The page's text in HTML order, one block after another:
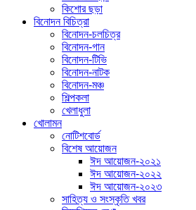
কিশোর ছড়া
বিনোদন বিচিত্রা
বিনোদন-চলচিত্র
বিনোদন-গান
বিনোদন-টিভি
বিনোদন-নাটক
বিনোদন-মঞ্চ
শিল্পকলা
খেলাধুলা
খোলামন
নোটিশবোর্ড
বিশেষ আয়োজন
ঈদ আয়োজন-২০২১
ঈদ আয়োজন-২০২২
ঈদ আয়োজন-২০২৩
সাহিত্য ও সংস্কৃতি খবর